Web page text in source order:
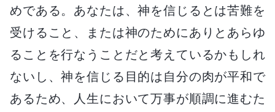
めである。あなたは、神を信じるとは苦難を
受けること、または神のためにありとあらゆ
ることを行なうことだと考えているかもしれ
ないし、神を信じる目的は自分の肉が平和で
あるため、人生において万事が順調に進むた